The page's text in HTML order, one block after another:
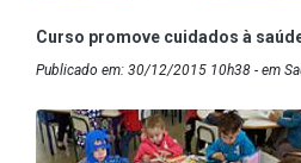
Curso promove cuidados à
Publicado em: 30/12/2015 10h38 - em